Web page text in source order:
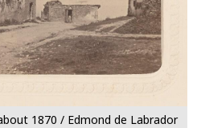
1870 / Edmond de Labrador